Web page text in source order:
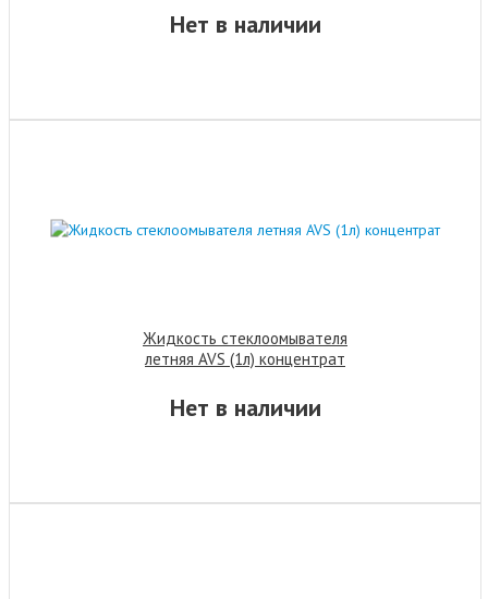
Нет в наличии
Жидкость стеклоомывателя
летняя AVS (1л) концентрат
Нет в наличии